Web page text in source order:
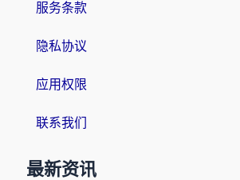
服务条款
隐私协议
应用权限
联系我们
最新资讯